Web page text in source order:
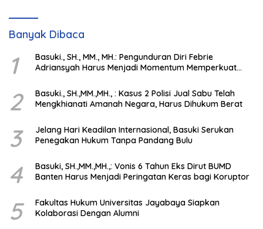
Banyak Dibaca
1
Basuki., SH., MM., MH.: Pengunduran Diri Febrie
Adriansyah Harus Menjadi Momentum Memperkuat
2
Basuki., SH.,MM.,MH., : Kasus 2 Polisi Jual Sabu Telah
Mengkhianati Amanah Negara, Harus Dihukum Berat
3
Jelang Hari Keadilan Internasional, Basuki Serukan
Penegakan Hukum Tanpa Pandang Bulu
4
Basuki, SH.,MM.,MH.,: Vonis 6 Tahun Eks Dirut BUMD
Banten Harus Menjadi Peringatan Keras bagi Koruptor
5
Fakultas Hukum Universitas Jayabaya Siapkan
Kolaborasi Dengan Alumni